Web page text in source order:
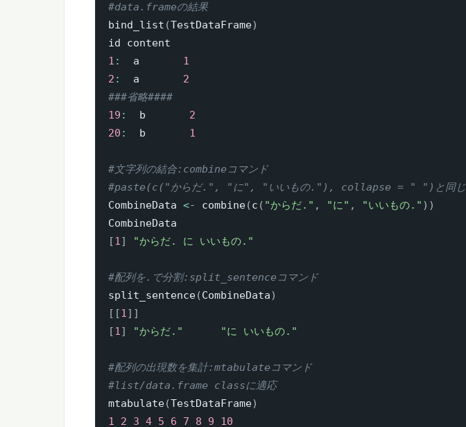
#data.frameの結果
bind_list (TestDataFrame)
1 :
  a
1
2 :
  a
2
###省略####
19 :
  b
2
20 :
  b
1
#文字列の結合:combineコマンド
#paste(c("からだ.", "に", "いいもの."), collapse = " ")と同じ
CombineData <- combine(c ( "からだ." , "に" , "いいもの." ) )
[1] "からだ. に いいもの."
#配列を.で分割:split_sentenceコマンド
split_sentence(CombineData)
[ [1] ]
[1] "からだ." "に いいもの."
#配列の出現数を集計:mtabulateコマンド
#list/data.frame classに適応
mtabulate(TestDataFrame)
1
2 3 4 5 6 7 8 9 10